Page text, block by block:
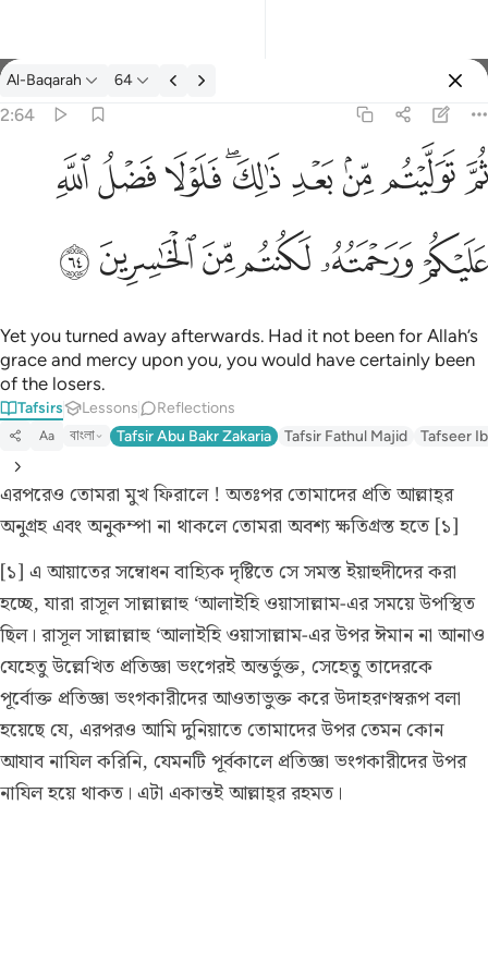
Tafsir: Al-Baqarah 2:64
Al-Baqarah 64
2:64
من بعد ذالك فلولا فضل الله عليكم ورحمته لكنتم من الخاسرين ٦٤
فَضْلُ ٱللَّهِ عَلَيْكُمْ وَرَحْمَتُهُۥ لَكُنتُم مِّنَ ٱلْخَـٰسِرِينَ ٦٤
ﱪﱫﱬﱭﱮﱯﱰﱱﱲ
ﱳﱴﱵﱶﱷﱸ
Yet you turned away afterwards. Had it not been for Allah’s
grace and mercy upon you, you would have certainly been
of the losers.
Tafsirs Lessons Reflections
Aa বাংলা Tafsir Abu Bakr Zakaria Tafsir Fathul Majid Tafseer
এরপরেও তোমরা মুখ ফিরালে ! অতঃপর তোমাদের প্রতি আল্লাহ্‌র
অনুগ্রহ এবং অনুকম্পা না থাকলে তোমরা অবশ্য ক্ষতিগ্রস্ত হতে [১]
[১] এ আয়াতের সম্বোধন বাহ্যিক দৃষ্টিতে সে সমস্ত ইয়াহুদীদের করা
হচ্ছে, যারা রাসূল সাল্লাল্লাহু ‘আলাইহি ওয়াসাল্লাম-এর সময়ে উপস্থিত
ছিল। রাসূল সাল্লাল্লাহু ‘আলাইহি ওয়াসাল্লাম-এর উপর ঈমান না আনাও
যেহেতু উল্লেখিত প্রতিজ্ঞা ভংগেরই অন্তর্ভুক্ত, সেহেতু তাদেরকে
পূর্বোক্ত প্রতিজ্ঞা ভংগকারীদের আওতাভুক্ত করে উদাহরণস্বরূপ বলা
হয়েছে যে, এরপরও আমি দুনিয়াতে তোমাদের উপর তেমন কোন
আযাব নাযিল করিনি, যেমনটি পূর্বকালে প্রতিজ্ঞা ভংগকারীদের উপর
নাযিল হয়ে থাকত। এটা একান্তই আল্লাহ্‌র রহমত।